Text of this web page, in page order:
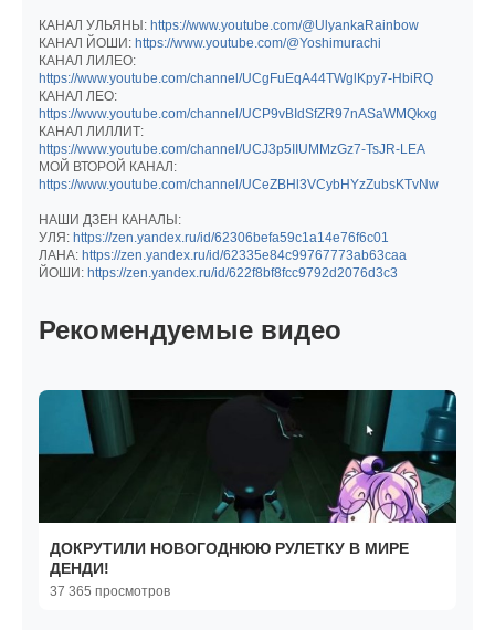
КАНАЛ УЛЬЯНЫ: https://www.youtube.com/@UlyankaRainbow
КАНАЛ ЙОШИ: https://www.youtube.com/@Yoshimurachi
КАНАЛ ЛИЛЕО:
https://www.youtube.com/channel/UCgFuEqA44TWglKpy7-HbiRQ
КАНАЛ ЛЕО:
https://www.youtube.com/channel/UCP9vBIdSfZR97nASaWMQkxg
КАНАЛ ЛИЛЛИТ:
https://www.youtube.com/channel/UCJ3p5IIUMMzGz7-TsJR-LEA
МОЙ ВТОРОЙ КАНАЛ:
https://www.youtube.com/channel/UCeZBHl3VCybHYzZubsKTvNw
НАШИ ДЗЕН КАНАЛЫ:
УЛЯ: https://zen.yandex.ru/id/62306befa59c1a14e76f6c01
ЛАНА: https://zen.yandex.ru/id/62335e84c99767773ab63caa
ЙОШИ: https://zen.yandex.ru/id/622f8bf8fcc9792d2076d3c3
Рекомендуемые видео
ДОКРУТИЛИ НОВОГОДНЮЮ РУЛЕТКУ В МИРЕ
ДЕНДИ!
37 365 просмотров